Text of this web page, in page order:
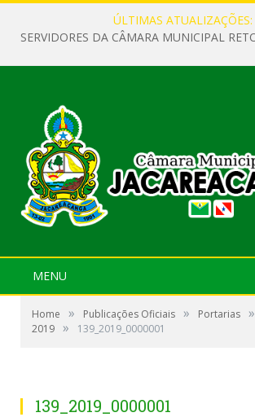
ÚLTIMAS ATUALIZAÇÕES:
MENU
Home » Publicações Oficiais » Portarias »
2019 » 139_2019_0000001
139_2019_0000001